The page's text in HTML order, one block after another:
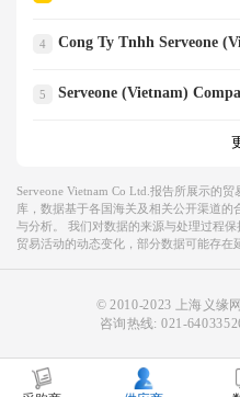
4 Cong Ty Tnhh Serveone
5 Serveone (vietnam)
Serveone Vietnam Co Ltd.报告所展示的
库，数据基于各国海关及相关公开渠道
与分析。 我们对数据的来源与处理过程
贸易活动的动态变化，部分数据可能存在
© 2010-2023 上海义缘
咨询热线:021-